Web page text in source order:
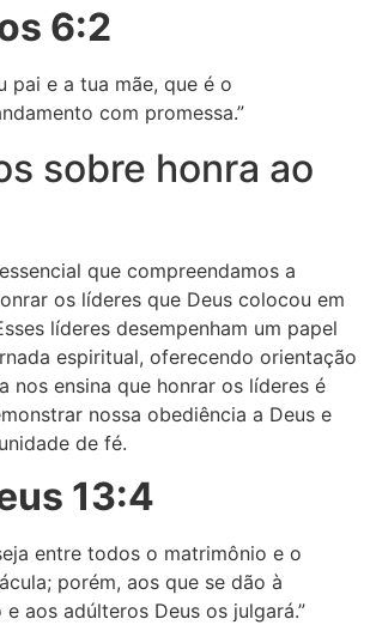
6:2
pai e a tua mãe, que é o
com promessa.”
sobre honra ao
que compreendamos a
os líderes que Deus colocou em
líderes desempenham um papel
espiritual, oferecendo orientação
nos ensina que honrar os líderes é
nossa obediência a Deus e
de fé.
13:4
entre todos o matrimônio e o
porém, aos que se dão à
aos adúlteros Deus os julgará.”